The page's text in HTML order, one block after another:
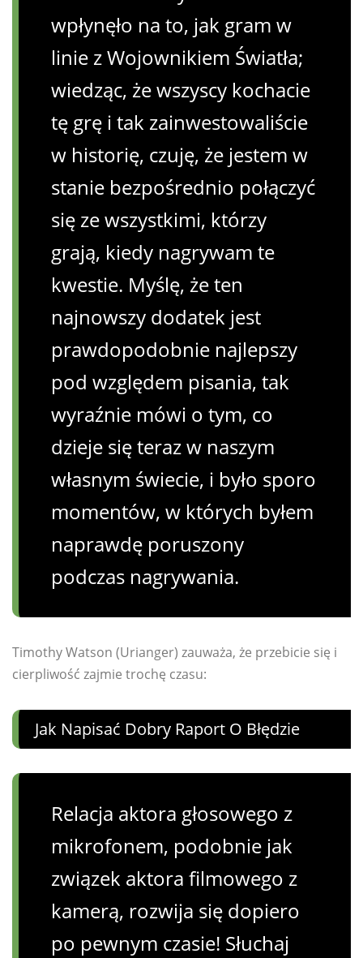
wpłynęło na to, jak gram w
linie z Wojownikiem Światła;
wiedząc, że wszyscy kochacie
tę grę i tak zainwestowaliście
w historię, czuję, że jestem w
stanie bezpośrednio połączyć
się ze wszystkimi, którzy
grają, kiedy nagrywam te
kwestie. Myślę, że ten
najnowszy dodatek jest
prawdopodobnie najlepszy
pod względem pisania, tak
wyraźnie mówi o tym, co
dzieje się teraz w naszym
własnym świecie, i było sporo
momentów, w których byłem
naprawdę poruszony
podczas nagrywania.
Timothy Watson (Urianger) zauważa, że ​​przebicie się i
cierpliwość zajmie trochę czasu:
Jak Napisać Dobry Raport O Błędzie
Relacja aktora głosowego z
mikrofonem, podobnie jak
związek aktora filmowego z
kamerą, rozwija się dopiero
po pewnym czasie! Słuchaj